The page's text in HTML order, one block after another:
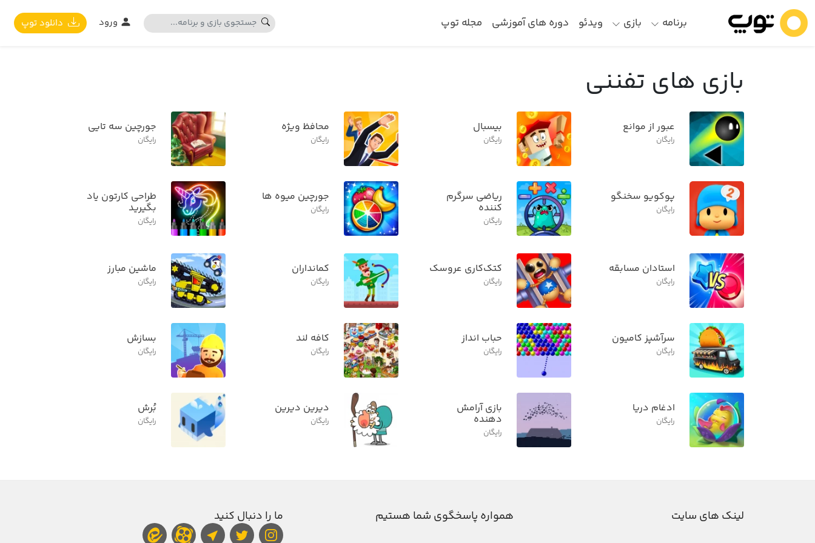
برنامه بازی ویدئو دوره های آموزشی مجله توپ دانلود توپ
بازی های تفننی
عبور از موانع
رایگان
بیسبال
رایگان
محافظ ویژه
رایگان
جورچین سه تایی
رایگان
پوکویو سخنگو
رایگان
ریاضی سرگرم
کننده
رایگان
جورچین میوه ها
رایگان
طراحی کارتون یاد
بگیرید
رایگان
استادان مسابقه
رایگان
کتک‌کاری عروسک
رایگان
کمانداران
رایگان
ماشین مبارز
رایگان
سرآشپز کامیون
رایگان
حباب انداز
رایگان
کافه لند
رایگان
بسازش
رایگان
ادغام دریا
رایگان
بازی آرامش
دهنده
رایگان
دیرین دیرین
رایگان
بُرش
رایگان
لینک های سایت همواره پاسخگوی شما هستیم ما را دنبال کنید